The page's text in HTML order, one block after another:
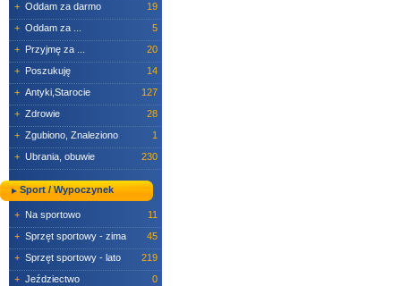
+ Oddam za darmo
19
+ Oddam za ...
5
+ Przyjmę za ...
20
+ Poszukuję
14
+ Antyki,Starocie
127
+ Zdrowie
28
+ Zgubiono, Znaleziono
1
+ Ubrania, obuwie 230
Sport / Wypoczynek
+ Na sportowo
11
+ Sprzęt sportowy - zima
45
+ Sprzęt sportowy - lato
219
+ Jeździectwo
0